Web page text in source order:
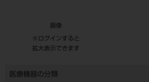
画像
※ログインすると
拡大表示できます
医療機器の分類